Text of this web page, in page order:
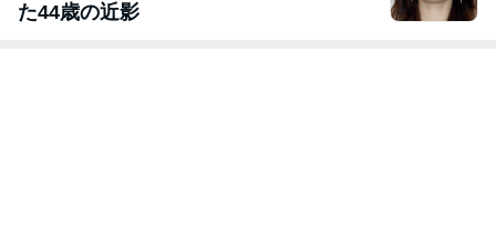
た44歳の近影